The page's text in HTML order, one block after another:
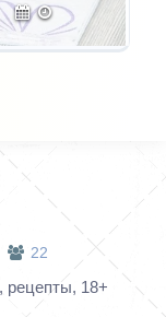
22
рецепты, 18+